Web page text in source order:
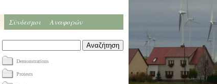
Σύνδεσμοι Αναφορών